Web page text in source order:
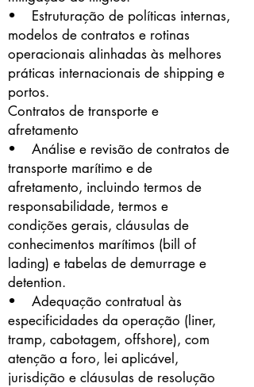
• Estruturação de políticas internas,
modelos de contratos e rotinas
operacionais alinhadas às melhores
práticas internacionais de shipping e
portos.
Contratos de transporte e
afretamento
• Análise e revisão de contratos de
transporte marítimo e de
afretamento, incluindo termos de
responsabilidade, termos e
condições gerais, cláusulas de
conhecimentos marítimos (bill of
lading) e tabelas de demurrage e
detention.
• Adequação contratual às
especificidades da operação (liner,
tramp, cabotagem, offshore), com
atenção a foro, lei aplicável,
jurisdição e cláusulas de resolução